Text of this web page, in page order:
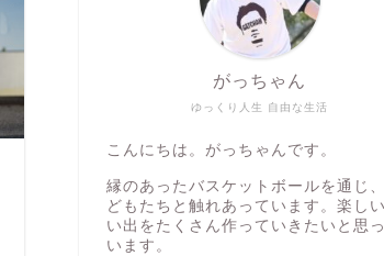
ゆっくり人生 自由な生活
がっちゃん
こんにちは。がっちゃんです。
縁のあったバスケットボールを通じ
どもたちと触れあっています。楽し
い出をたくさん作っていきたいと思
います。